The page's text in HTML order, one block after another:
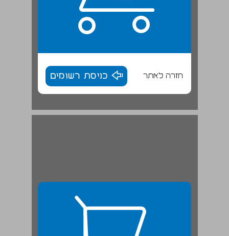
חזרה לאתר כניסת רשומים